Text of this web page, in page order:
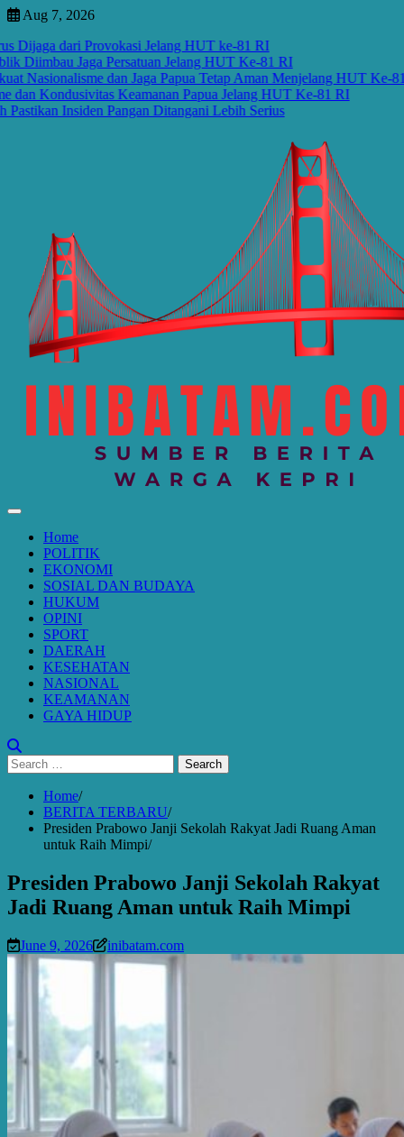
Skip
content
Aug 7, 2026
dari Provokasi Jelang HUT ke-81 RI
Jaga Persatuan Jelang HUT Ke-81 RI
dan Jaga Papua Tetap Aman Menjelang HUT Ke-81 RI
Kondusivitas Keamanan Papua Jelang HUT Ke-81 RI
Insiden Pangan Ditangani Lebih Serius
Home
POLITIK
EKONOMI
SOSIAL DAN BUDAYA
HUKUM
OPINI
SPORT
DAERAH
KESEHATAN
NASIONAL
KEAMANAN
GAYA HIDUP
Search
for:
Home
BERITA TERBARU
Presiden Prabowo Janji Sekolah Rakyat Jadi Ruang Aman
untuk Raih Mimpi
Presiden Prabowo Janji Sekolah Rakyat
Jadi Ruang Aman untuk Raih Mimpi
June 9, 2026 inibatam.com